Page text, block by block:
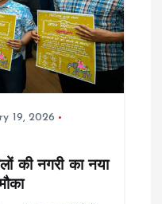
19, 2026
की नगरी का नया